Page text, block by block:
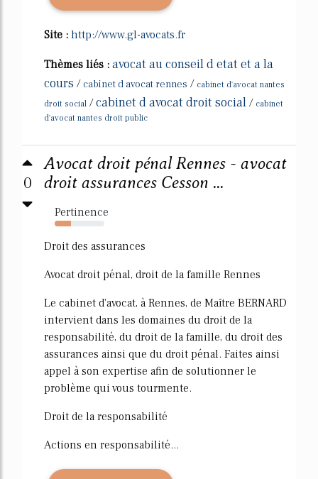
Site : http://www.gl-avocats.fr
Thèmes liés : avocat au conseil d etat et a la
cours / cabinet d avocat rennes / cabinet d'avocat nantes
droit social /cabinet d avocat droit social / cabinet
d'avocat nantes droit public
0
Avocat droit pénal Rennes - avocat
droit assurances Cesson ...
Pertinence
33%
Droit des assurances
Avocat droit pénal, droit de la famille Rennes
Le cabinet d'avocat, à Rennes, de Maître BERNARD
intervient dans les domaines du droit de la
responsabilité, du droit de la famille, du droit des
assurances ainsi que du droit pénal. Faites ainsi
appel à son expertise afin de solutionner le
problème qui vous tourmente.
Droit de la responsabilité
Actions en responsabilité...